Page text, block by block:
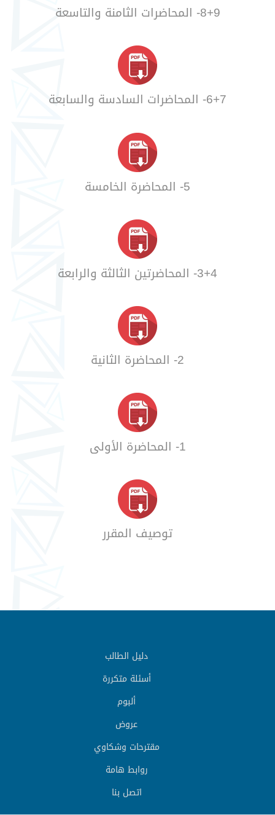
8+9- المحاضرات الثامنة والتاسعة
6+7- المحاضرات السادسة والسابعة
5- المحاضرة الخامسة
3+4- المحاضرتين الثالثة والرابعة
2- المحاضرة الثانية
1- المحاضرة الأولى
توصيف المقرر
دليل الطالب
أسئلة متكررة
ألبوم
عروض
مقترحات وشكاوي
روابط هامة
اتصل بنا